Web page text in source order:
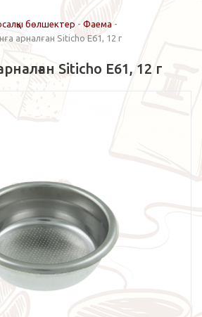
бөлшектер - Фаема -
арналған Siticho E61, 12 г
Siticho E61, 12 г